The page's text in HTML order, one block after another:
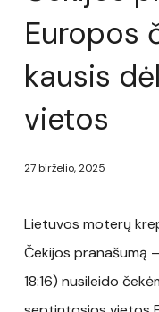
Europos
kausis
vietos
27 birželio, 2025
Lietuvos moterų
Čekijos pranašumą –
18:16) nusileido